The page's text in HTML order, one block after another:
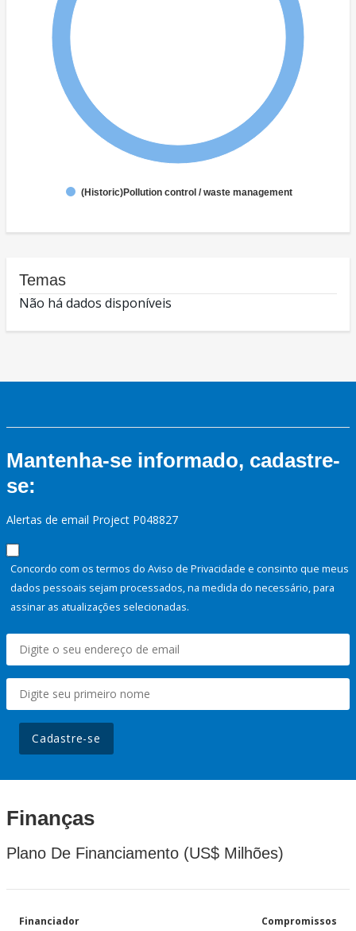
(Historic)Pollution control / waste management
Temas
Não há dados disponíveis
Mantenha-se informado, cadastre-
se:
Alertas de email Project P048827
Concordo com os termos do Aviso de Privacidade e consinto que meus
dados pessoais sejam processados, na medida do necessário, para
assinar as atualizações selecionadas.
Cadastre-se
Finanças
Plano De Financiamento (US$ Milhões)
Financiador Compromissos